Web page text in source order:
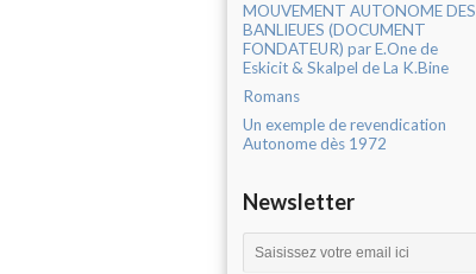
MOUVEMENT AUTONOME DES
BANLIEUES (DOCUMENT
FONDATEUR) par E.One de
Eskicit & Skalpel de La K.Bine
Romans
Un exemple de revendication
Autonome dès 1972
Newsletter